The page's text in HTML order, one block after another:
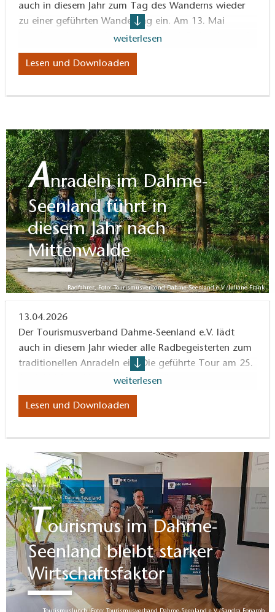
auch in diesem Jahr zum Tag des Wanderns wieder
zu einer geführten Wanderung ein. Am 13. Mai
begeben wir uns auf den Spuren Paul Gerhardts nach
Mittenwalde.
weiterlesen
Lesen und Downloaden
Radfahrer, Foto: Tourismusverband Dahme-Seenland e.V./Juliane Frank
Anradeln im Dahme-
Seenland führt in
diesem Jahr nach
Mittenwalde
13.04.2026
Der Tourismusverband Dahme-Seenland e.V. lädt
auch in diesem Jahr wieder alle Radbegeisterten zum
traditionellen Anradeln ein. Die geführte Tour am 25.
April 2026 markiert den Start in die neue
Fahrradsaison.
weiterlesen
Lesen und Downloaden
Tourismus im Dahme-
Seenland bleibt starker
Wirtschaftsfaktor